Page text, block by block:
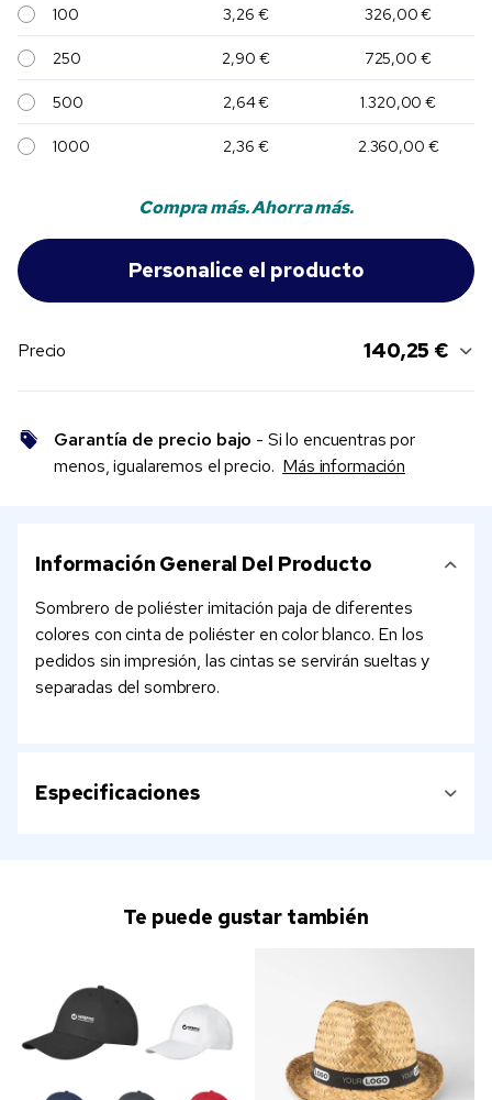
100 3,26 € 326,00 €
250 2,90 € 725,00 €
500 2,64 € 1.320,00 €
1000 2,36 € 2.360,00 €
Compra más. Ahorra más.
Precio 140,25 €
Garantía de precio bajo - Si lo encuentras por
menos, igualaremos el precio. Más información
Información General Del Producto
Sombrero de poliéster imitación paja de diferentes
colores con cinta de poliéster en color blanco. En los
pedidos sin impresión, las cintas se servirán sueltas y
separadas del sombrero.
Especificaciones
Te puede gustar también